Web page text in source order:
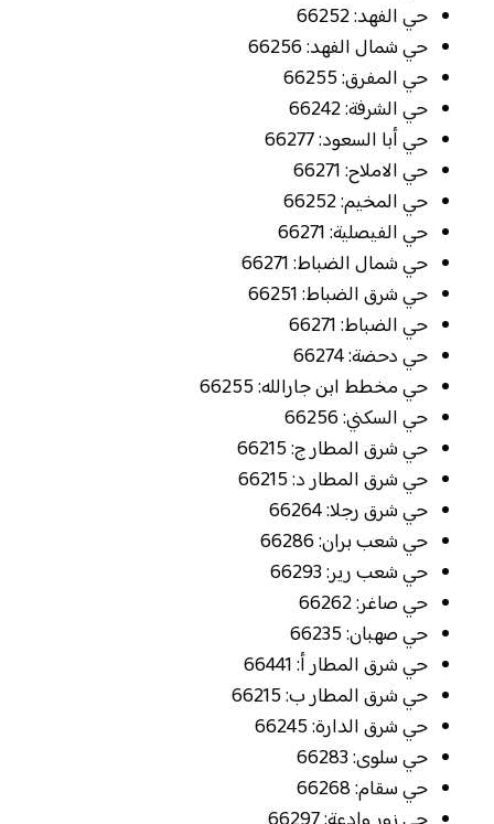
حي الفهد: 66252
حي شمال الفهد: 66256
حي المفرق: 66255
حي الشرفة: 66242
حي أبا السعود: 66277
حي الاملاح: 66271
حي المخيم: 66252
حي الفيصلية: 66271
حي شمال الضباط: 66271
حي شرق الضباط: 66251
حي الضباط: 66271
حي دحضة: 66274
حي مخطط ابن جارالله: 66255
حي السكني: 66256
حي شرق المطار ج: 66215
حي شرق المطار د: 66215
حي شرق رجلا: 66264
حي شعب بران: 66286
حي شعب رير: 66293
حي صاغر: 66262
حي صهبان: 66235
حي شرق المطار أ: 66441
حي شرق المطار ب: 66215
حي شرق الدارة: 66245
حي سلوى: 66283
حي سقام: 66268